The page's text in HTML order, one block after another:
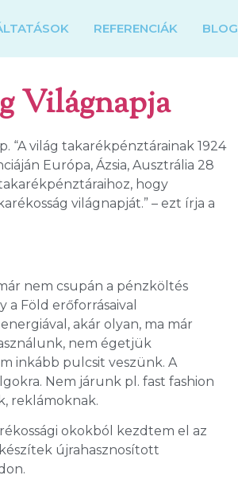
REFERENCIÁK BLOG
Világnapja
“A világ takarékpénztárainak 1924
Európa, Ázsia, Ausztrália 28
hogy
világnapját.” – ezt írja a
nem csupán a pénzköltés
Föld erőforrásaival
akár olyan, ma már
nem égetjük
inkább pulcsit veszünk. A
Nem járunk pl. fast fashion
reklámoknak.
okokból kezdtem el az
újrahasznosított